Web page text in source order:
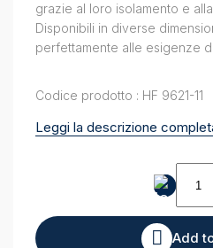
grazie al loro isolamento e
Disponibili in diverse
perfettamente alle esigenze
Codice prodotto : HF 9621-11
Leggi la descrizione
Add